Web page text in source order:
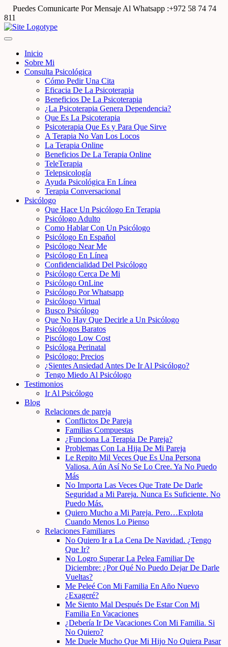
Puedes Comunicarte Por Mensaje Al Whatsapp :+972 58 74 74
811
Inicio
Sobre Mi
Consulta Psicológica
Cómo Pedir Una Cita
Eficacia De La Psicoterapia
Beneficios De La Psicoterapia
¿La Psicoterapia Genera Dependencia?
Que Es La Psicoterapia
Psicoterapia Que Es y Para Que Sirve
A Terapia No Van Los Locos
La Terapia Online
Beneficios De La Terapia Online
TeleTerapia
Telepsicología
Ayuda Psicológica En Línea
Terapia Conversacional
Psicólogo
Que Hace Un Psicólogo En Terapia
Psicólogo Adulto
Como Hablar Con Un Psicólogo
Psicólogo En Español
Psicólogo Near Me
Psicólogo En Línea
Confidencialidad Del Psicólogo
Psicólogo Cerca De Mi
Psicólogo OnLine
Psicólogo Por Whatsapp
Psicólogo Virtual
Busco Psicólogo
Que No Hay Que Decirle a Un Psicólogo
Psicólogos Baratos
Piscólogo Low Cost
Psicóloga Perinatal
Psicólogo: Precios
¿Sientes Ansiedad Antes De Ir Al Psicólogo?
Tengo Miedo Al Psicólogo
Testimonios
Ir Al Psicólogo
Blog
Relaciones de pareja
Conflictos De Pareja
Familias Compuestas
¿Funciona La Terapia De Pareja?
Problemas Con La Hija De Mi Pareja
Le Repito Mil Veces Que Es Una Persona
Valiosa. Aún Así No Se Lo Cree. Ya No Puedo
Más
No Importa Las Veces Que Trate De Darle
Seguridad a Mi Pareja. Nunca Es Suficiente. No
Puedo Más.
Quiero Mucho a Mi Pareja. Pero…Explota
Cuando Menos Lo Pienso
Relaciones Familiares
No Quiero Ir a La Cena De Navidad. ¿Tengo
Que Ir?
No Logro Superar La Pelea Familiar De
Diciembre: ¿Por Qué No Puedo Dejar De Darle
Vueltas?
Me Peleé Con Mi Familia En Año Nuevo
¿Exageré?
Me Siento Mal Después De Estar Con Mi
Familia En Vacaciones
¿Debería Ir De Vacaciones Con Mi Familia. Si
No Quiero?
Me Duele Mucho Que Mi Hijo No Quiera Pasar